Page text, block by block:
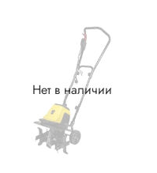
Нет в наличии